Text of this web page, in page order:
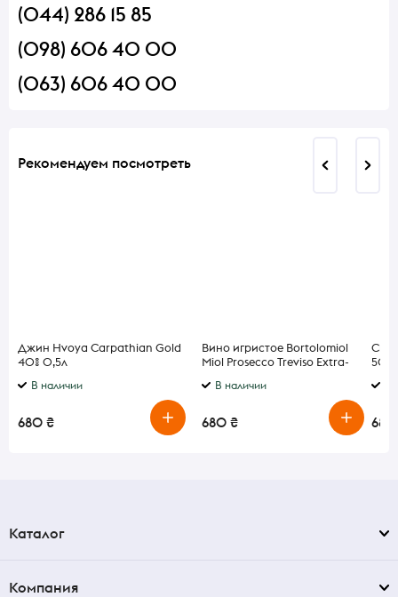
(044) 286 15 85
(098) 606 40 00
(063) 606 40 00
Рекомендуем посмотреть
Джин Hvoya Carpathian Gold
40% 0,5л
В наличии
680 ₴
Вино игристое Bortolomiol
Miol Prosecco Treviso Extra-
В наличии
680 ₴
Сыр
50%
685
Каталог
Компания